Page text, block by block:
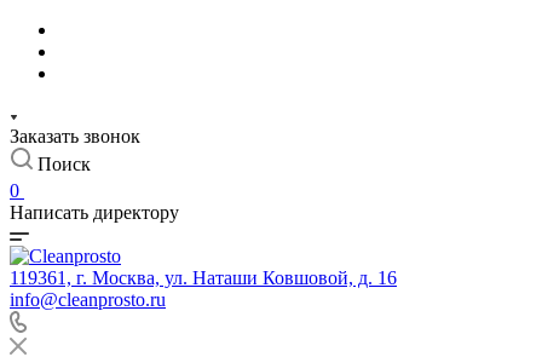
Заказать звонок
Поиск
0
Написать директору
119361, г. Москва, ул. Наташи Ковшовой, д. 16
info@cleanprosto.ru